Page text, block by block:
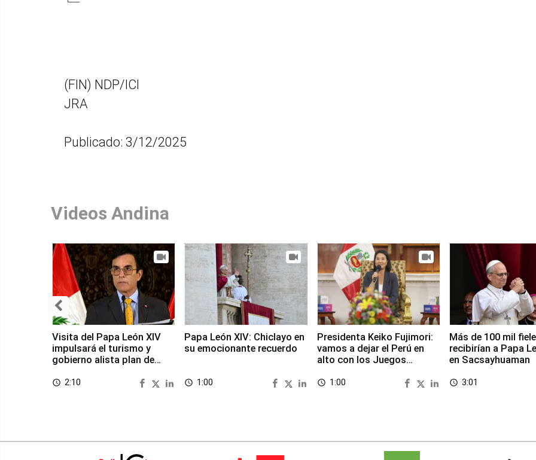
(FIN) NDP/ICI
JRA
Publicado: 3/12/2025
Videos Andina
Visita del Papa León XIV
impulsará el turismo y
gobierno alista plan de
access_time 2:10
Papa León XIV: Chiclayo en
su emocionante recuerdo
access_time 1:00
Presidenta Keiko Fujimori:
vamos a dejar el Perú en
alto con los Juegos
access_time 1:00
Más de 100 mil
recibirían a Papa
en Sacsayhuaman
access_time 3:01